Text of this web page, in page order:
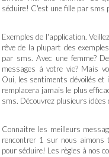
séduire! C'est une fille par sms
Exemples de l'application.
rêve de la plupart des
par sms. Avec une femme?
messages à votre vie? Mais
Oui, les sentiments dévoilés et
remplacera jamais le plus
sms. Découvrez plusieurs idées
Connaitre les meilleurs
rencontrer 1 sur nous aimons
pour séduire! Les règles à nos